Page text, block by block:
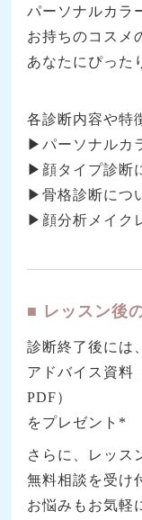
パーソナルカラ
お持ちのコスメ
あなたにぴった
各診断内容や特
▶︎パーソナルカ
▶︎ 顔タイプ診断
▶︎骨格診断につ
▶︎顔分析メイク
■ レッスン後
診断終了後には
アドバイス資料
PDF）
をプレゼント*
さらに、レッス
無料相談を受け
お悩みもお気軽